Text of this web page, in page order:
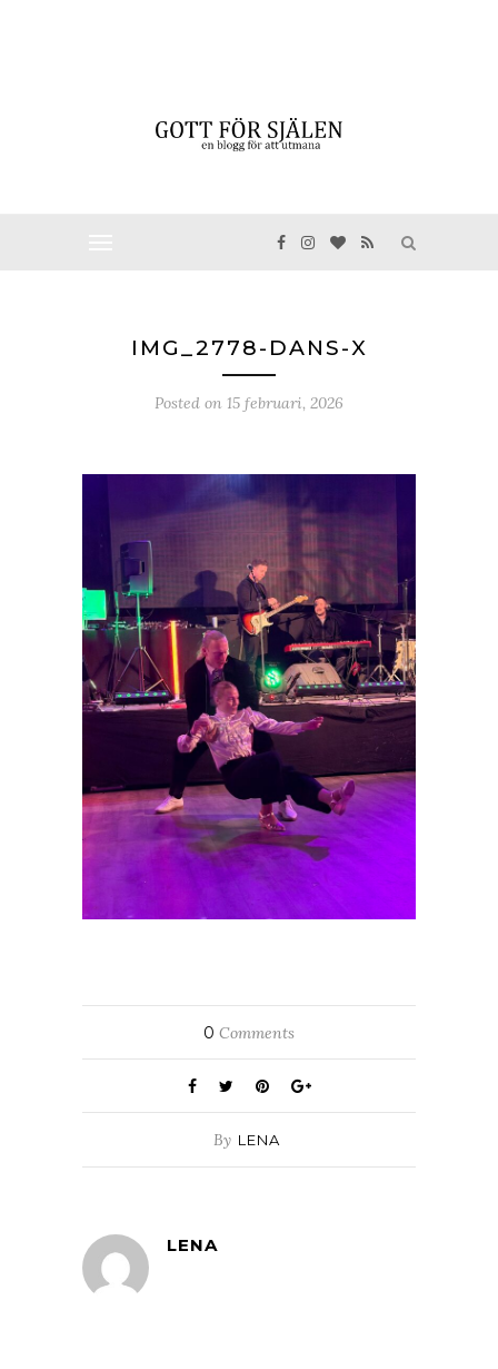
IMG_2778-DANS-X
Posted on 15 februari, 2026
0 Comments
By LENA
LENA